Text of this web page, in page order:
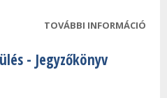
TOVÁBBI INFORMÁCIÓ
- Jegyzőkönyv